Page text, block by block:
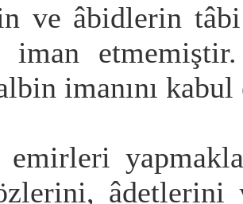
ve âbidlerin tâbi
iman
imanını